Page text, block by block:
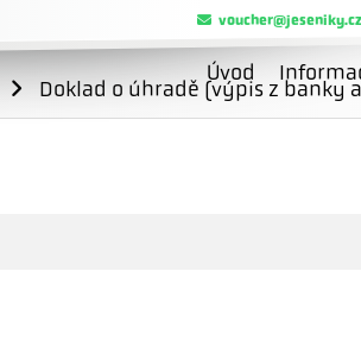
voucher@jeseniky.cz
Úvod
Doklad o úhradě (výpis z banky